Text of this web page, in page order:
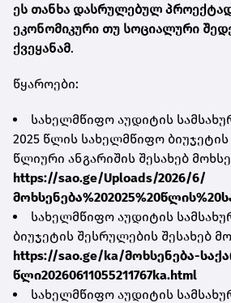
ეს თანხა დასრულებულ
ეკონომიკური თუ სოციალური
ქვეყანამ.
წყაროები:
სახელმწიფო აუდიტის
2025 წლის სახელმწიფო
წლიური ანგარიშის შესახებ
https://sao.ge/Uploads/2026/6/
სახელმწიფო აუდიტის
ბიუჯეტის შესრულების შესახებ
https://sao.ge/ka/მოხსენება-
წლი20260611055211767ka.html
სახელმწიფო აუდიტის